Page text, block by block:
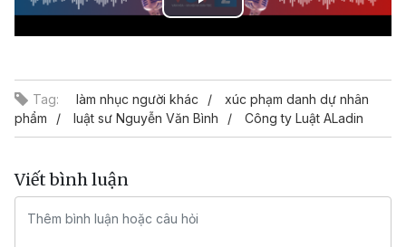
Play
Tag: làm nhục người khác
xúc phạm danh dự nhân
phẩm
luật sư Nguyễn Văn Bình Công ty Luật ALadin
Viết bình luận